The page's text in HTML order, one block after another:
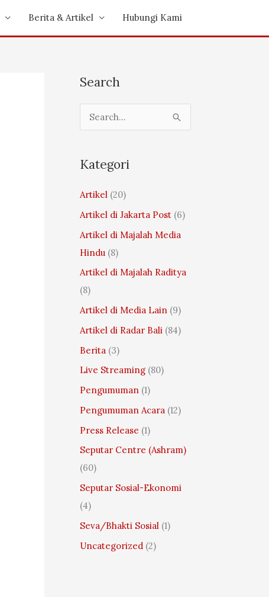
Berita & Artikel Hubungi Kami
Search
e
r
h
f
o
r
:
Kategori
Artikel(20)
Artikel di Jakarta Post(6)
Artikel di Majalah Media
Hindu (8)
Artikel di Majalah Raditya
(8)
Artikel di Media Lain(9)
Artikel di Radar Bali (84)
Berita (3)
Live Streaming(80)
Pengumuman(1)
Pengumuman Acara (12)
Press Release (1)
Seputar Centre (Ashram)
(60)
Seputar Sosial-Ekonomi
(4)
Seva/Bhakti Sosial (1)
Uncategorized (2)